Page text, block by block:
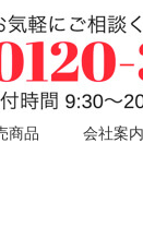
商品 会社案内